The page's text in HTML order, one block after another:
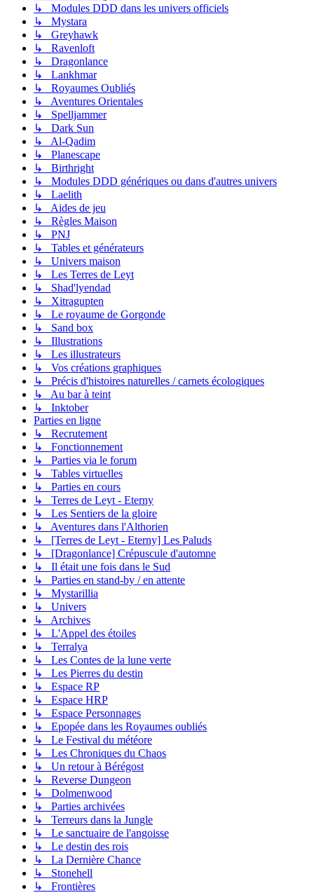
↳ Modules DDD dans les univers officiels
↳ Mystara
↳ Greyhawk
↳ Ravenloft
↳ Dragonlance
↳ Lankhmar
↳ Royaumes Oubliés
↳ Aventures Orientales
↳ Spelljammer
↳ Dark Sun
↳ Al-Qadim
↳ Planescape
↳ Birthright
↳ Modules DDD génériques ou dans d'autres univers
↳ Laelith
↳ Aides de jeu
↳ Règles Maison
↳ PNJ
↳ Tables et générateurs
↳ Univers maison
↳ Les Terres de Leyt
↳ Shad'lyendad
↳ Xitragupten
↳ Le royaume de Gorgonde
↳ Sand box
↳ Illustrations
↳ Les illustrateurs
↳ Vos créations graphiques
↳ Précis d'histoires naturelles / carnets écologiques
↳ Au bar à teint
↳ Inktober
Parties en ligne
↳ Recrutement
↳ Fonctionnement
↳ Parties via le forum
↳ Tables virtuelles
↳ Parties en cours
↳ Terres de Leyt - Eterny
↳ Les Sentiers de la gloire
↳ Aventures dans l'Althorien
↳ [Terres de Leyt - Eterny] Les Paluds
↳ [Dragonlance] Crépuscule d'automne
↳ Il était une fois dans le Sud
↳ Parties en stand-by / en attente
↳ Mystarillia
↳ Univers
↳ Archives
↳ L'Appel des étoiles
↳ Terralya
↳ Les Contes de la lune verte
↳ Les Pierres du destin
↳ Espace RP
↳ Espace HRP
↳ Espace Personnages
↳ Epopée dans les Royaumes oubliés
↳ Le Festival du météore
↳ Les Chroniques du Chaos
↳ Un retour à Bérégost
↳ Reverse Dungeon
↳ Dolmenwood
↳ Parties archivées
↳ Terreurs dans la Jungle
↳ Le sanctuaire de l'angoisse
↳ Le destin des rois
↳ La Dernière Chance
↳ Stonehell
↳ Frontières